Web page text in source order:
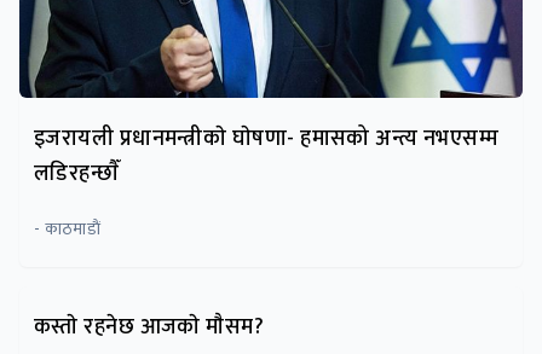
इजरायली प्रधानमन्त्रीकाे घाेषणा- हमासको अन्त्य नभएसम्म
लडिरहन्छाैँ
- काठमाडाैं
कस्ताे रहनेछ आजकाे माैसम?